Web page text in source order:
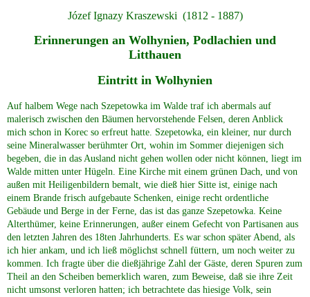
Heimat WOLHYNIEN
WOLHYNIEN spezial
historische Publikationen
LWW Weichsel Warthe
Heimat GALIZIEN
UKRAINE
Józef Ignazy Kraszewski (1812 - 1887)
Erinnerungen an Wolhynien, Podlachien und
Litthauen
Eintritt in Wolhynien
Auf halbem Wege nach Szepetowka im Walde traf ich abermals auf
malerisch zwischen den Bäumen hervorstehende Felsen, deren Anblick
mich schon in Korec so erfreut hatte. Szepetowka, ein kleiner, nur durch
seine Mineralwasser berühmter Ort, wohin im Sommer diejenigen sich
begeben, die in das Ausland nicht gehen wollen oder nicht können, liegt im
Walde mitten unter Hügeln. Eine Kirche mit einem grünen Dach, und von
außen mit Heiligenbildern bemalt, wie dieß hier Sitte ist, einige nach
einem Brande frisch aufgebaute Schenken, einige recht ordentliche
Gebäude und Berge in der Ferne, das ist das ganze Szepetowka. Keine
Alterthümer, keine Erinnerungen, außer einem Gefecht von Partisanen aus
den letzten Jahren des 18ten Jahrhunderts. Es war schon später Abend, als
ich hier ankam, und ich ließ möglichst schnell füttern, um noch weiter zu
kommen. Ich fragte über die dießjährige Zahl der Gäste, deren Spuren zum
Theil an den Scheiben bemerklich waren, zum Beweise, daß sie ihre Zeit
nicht umsonst verloren hatten; ich betrachtete das hiesige Volk, sein